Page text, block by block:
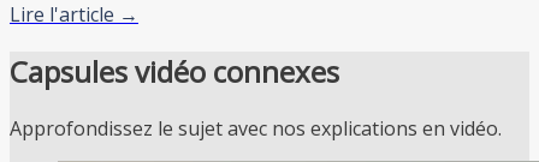
Lire l'article →
Capsules vidéo connexes
Approfondissez le sujet avec nos explications en vidéo.